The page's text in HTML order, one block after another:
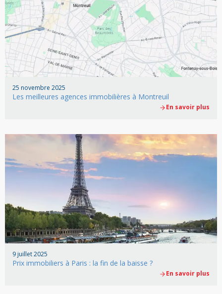
25 novembre 2025
Les meilleures agences immobilières à Montreuil
En savoir plus
9 juillet 2025
Prix immobiliers à Paris : la fin de la baisse ?
En savoir plus